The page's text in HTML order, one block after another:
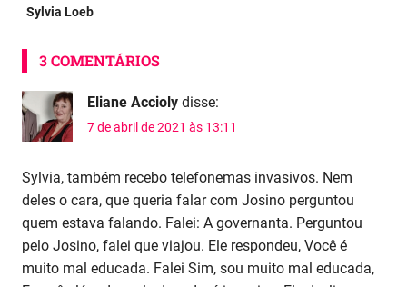
Sylvia Loeb
3 COMENTÁRIOS
Eliane Accioly disse:
7 de abril de 2021 às 13:11
Sylvia, também recebo telefonemas invasivos. Nem
deles o cara, que queria falar com Josino perguntou
quem estava falando. Falei: A governanta. Perguntou
pelo Josino, falei que viajou. Ele respondeu, Você é
muito mal educada. Falei Sim, sou muito mal educada,